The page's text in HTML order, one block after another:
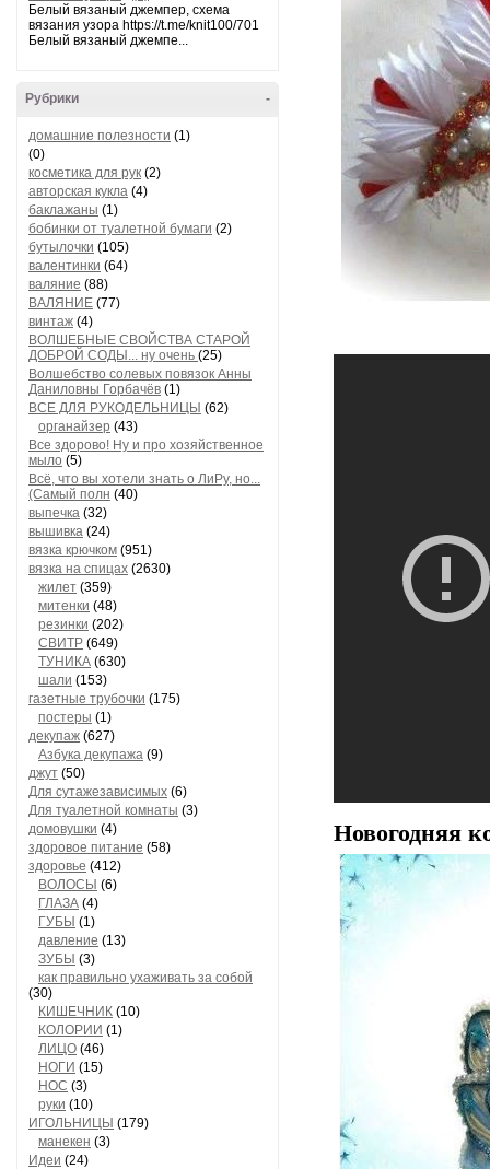
Белый вязаный джемпер, схема
вязания узора https://t.me/knit100/701
Белый вязаный джемпе...
-
Рубрики
домашние полезности (1)
(0)
косметика для рук (2)
авторская кукла (4)
баклажаны (1)
бобинки от туалетной бумаги (2)
бутылочки (105)
валентинки (64)
валяние (88)
ВАЛЯНИЕ (77)
винтаж (4)
ВОЛШЕБНЫЕ СВОЙСТВА СТАРОЙ
ДОБРОЙ СОДЫ... ну очень (25)
Волшебство солевых повязок Анны
Даниловны Горбачёв (1)
ВСЕ ДЛЯ РУКОДЕЛЬНИЦЫ (62)
органайзер (43)
Все здорово! Ну и про хозяйственное
мыло (5)
Всё, что вы хотели знать о ЛиРу, но...
(Самый полн (40)
выпечка (32)
вышивка (24)
вязка крючком (951)
вязка на спицах (2630)
жилет (359)
митенки (48)
резинки (202)
СВИТР (649)
ТУНИКА (630)
шали (153)
газетные трубочки (175)
постеры (1)
декупаж (627)
Азбука декупажа (9)
джут (50)
Для сутажезависимых (6)
Для туалетной комнаты (3)
домовушки (4)
здоровое питание (58)
здоровье (412)
ВОЛОСЫ (6)
ГЛАЗА (4)
ГУБЫ (1)
давление (13)
ЗУБЫ (3)
как правильно ухаживать за собой
(30)
КИШЕЧНИК (10)
КОЛОРИИ (1)
ЛИЦО (46)
НОГИ (15)
НОС (3)
руки (10)
ИГОЛЬНИЦЫ (179)
манекен (3)
Идеи (24)
Новогодняя